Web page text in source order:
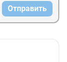
Отправить